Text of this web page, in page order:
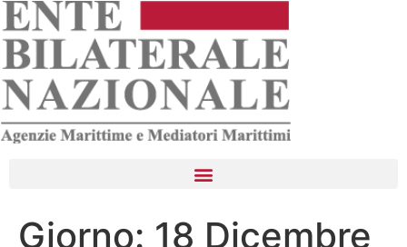
Giorno: 18 Dicembre